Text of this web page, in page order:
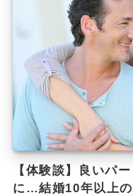
【体験談】良いパ
に…結婚10年以上